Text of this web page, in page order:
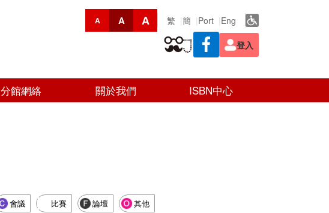
A A A 繁 簡 Port Eng
登入
分館網絡 關於我們 ISBN中心
會議 比賽 論壇 其他